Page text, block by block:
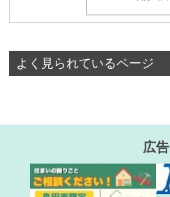
よく見られているページ
広告